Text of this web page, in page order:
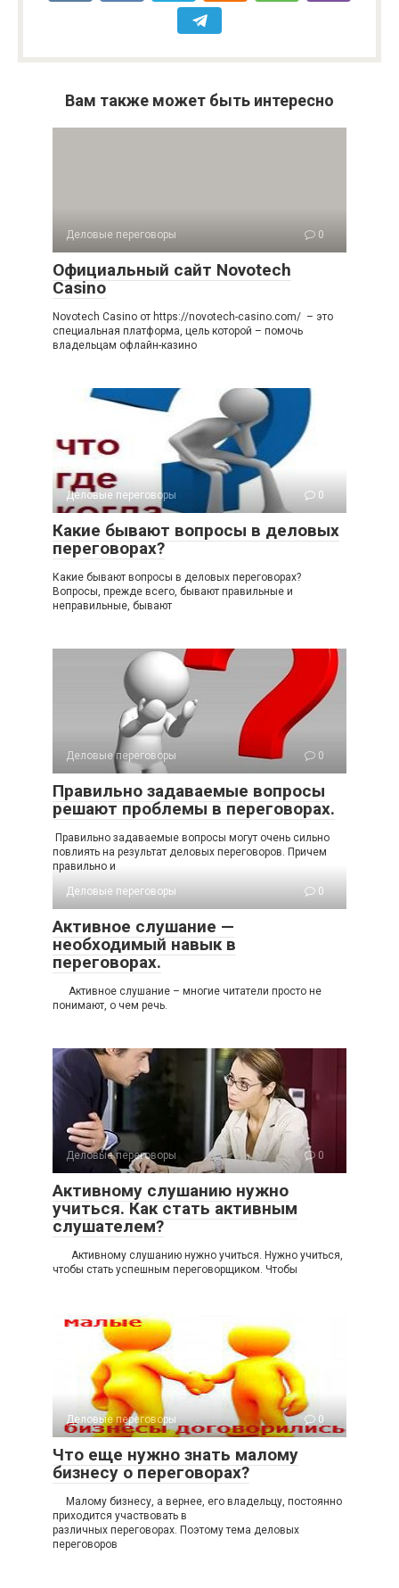
Вам также может быть интересно
Деловые переговоры 0
Официальный сайт Novotech
Casino
Novotech Casino от https://novotech-casino.com/ – это
специальная платформа, цель которой – помочь
владельцам офлайн-казино
Деловые переговоры 0
Какие бывают вопросы в деловых
переговорах?
Какие бывают вопросы в деловых переговорах?
Вопросы, прежде всего, бывают правильные и
неправильные, бывают
Деловые переговоры 0
Правильно задаваемые вопросы
решают проблемы в переговорах.
Правильно задаваемые вопросы могут очень сильно
повлиять на результат деловых переговоров. Причем
правильно и
Деловые переговоры
0
Активное слушание —
необходимый навык в
переговорах.
Активное слушание – многие читатели просто не
понимают, о чем речь.
Деловые переговоры 0
Активному слушанию нужно
учиться. Как стать активным
слушателем?
Активному слушанию нужно учиться. Нужно учиться,
чтобы стать успешным переговорщиком. Чтобы
Деловые переговоры 0
Что еще нужно знать малому
бизнесу о переговорах?
Малому бизнесу, а вернее, его владельцу, постоянно
приходится участвовать в
различных переговорах. Поэтому тема деловых
переговоров